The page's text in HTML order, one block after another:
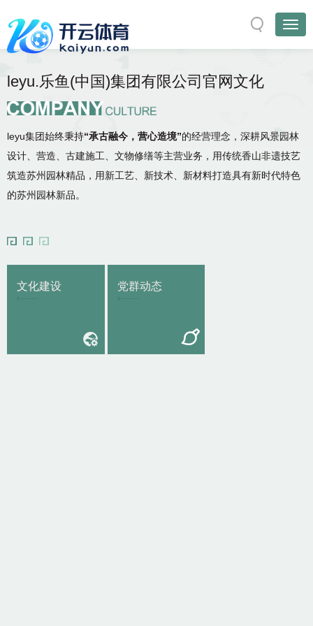
leyu.乐鱼(中国)集团有限公司官网文化
leyu集团始终秉持“承古融今，营心造境”的经营理念，深耕风景园林
设计、营造、古建施工、文物修缮等主营业务，用传统香山非遗技艺
筑造苏州园林精品，用新工艺、新技术、新材料打造具有新时代特色
的苏州园林新品。
文化建设 党群动态